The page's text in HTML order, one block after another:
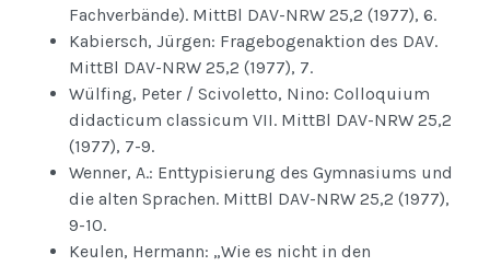
Fachverbände). MittBl DAV-NRW 25,2 (1977), 6.
Kabiersch, Jürgen: Fragebogenaktion des DAV.
MittBl DAV-NRW 25,2 (1977), 7.
Wülfing, Peter / Scivoletto, Nino: Colloquium
didacticum classicum VII. MittBl DAV-NRW 25,2
(1977), 7-9.
Wenner, A.: Enttypisierung des Gymnasiums und
die alten Sprachen. MittBl DAV-NRW 25,2 (1977),
9-10.
Keulen, Hermann: „Wie es nicht in den